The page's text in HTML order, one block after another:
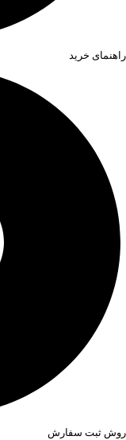
راهنمای خرید
روش ثبت سفارش